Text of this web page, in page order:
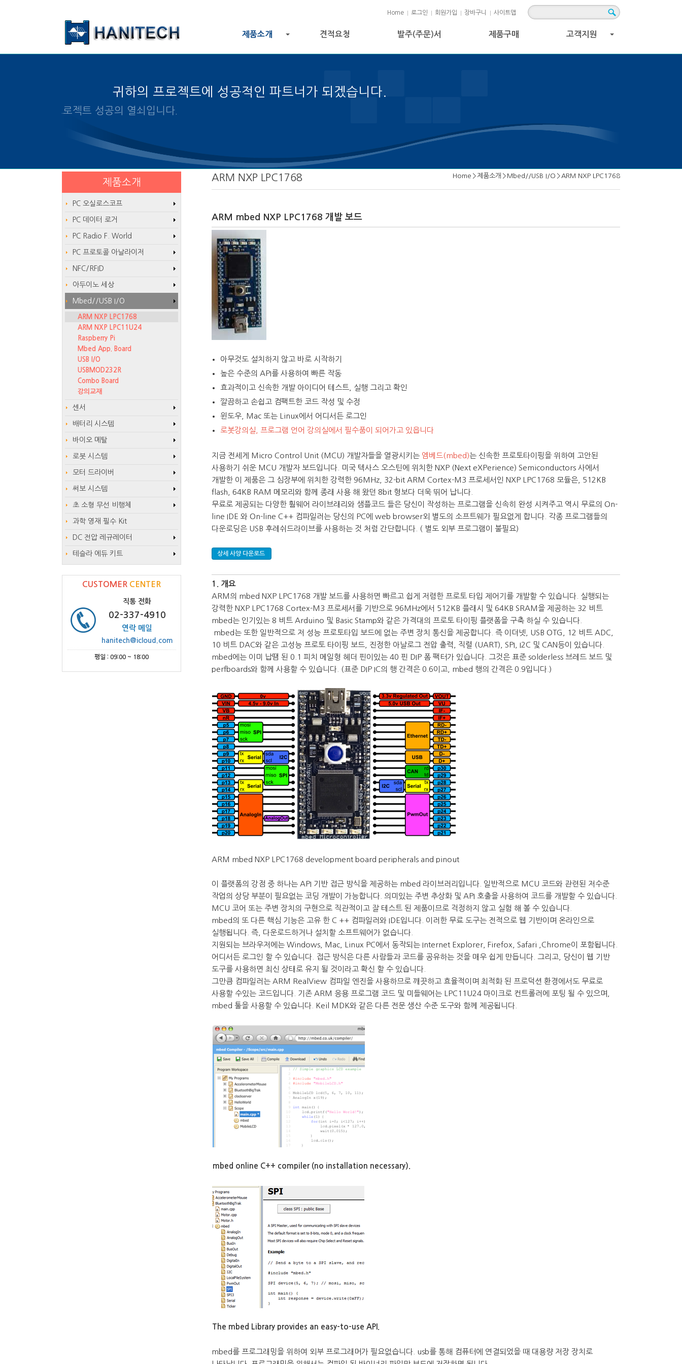
Home 로그인 회원가입 장바구니 사이트맵
제품소개 견적요청 발주(주문)서 제품구매 고객지원
귀하의 프로젝트에 성공적인 파트너가 되겠습니다.
알맞은 제품의 선택은 프로젝트 성공의 열쇠입니다.
Home > 제품소개 > Mbed//USB I/O > ARM NXP LPC1768
ARM NXP LPC1768
ARM mbed NXP LPC1768 개발 보드
아무것도 설치하지 않고 바로 시작하기
높은 수준의 API를 사용하여 빠른 작동
효과적이고 신속한 개발 아이디어 테스트, 실행 그리고 확인
깔끔하고 손쉽고 컴팩트한 코드 작성 및 수정
윈도우, Mac 또는 Linux에서 어디서든 로그인
로봇강의실, 프로그램 언어 강의실에서 필수품이 되어가고 있읍니다
지금 전세게 Micro Control Unit (MCU) 개발자들을 열광시키는 엠베드(mbed)는 신속한 프로토타이핑을 위하여 고안된
사용하기 쉬운 MCU 개발자 보드입니다. 미국 텍사스 오스틴에 위치한 NXP (Next eXPerience) Semiconductors 사에서
개발한 이 제품은 그 심장부에 위치한 강력한 96MHz, 32-bit ARM Cortex-M3 프로세서인 NXP LPC1768 모듈은, 512KB
flash, 64KB RAM 메모리와 함께 종래 사용 해 왔던 8bit 형보다 더욱 뛰어 납니다.
무료로 제공되는 다양한 훰웨어 라이브래리와 샘플코드 들은 당신이 작성하는 프로그램을 신속히 완성 시켜주고 역시 무료의 On-
line IDE 와 On-line C++ 컴파일러는 당신의 PC에 web browser외 별도의 소프트웨가 필요없게 합니다. 각종 프로그램들의
다운로딩은 USB 후레쉬드라이브를 사용하는 것 처럼 간단합니다. ( 별도 외부 프로그램이 불필요)
상세 사양 다운로드
1. 개요
ARM의 mbed NXP LPC1768 개발 보드를 사용하면 빠르고 쉽게 저렴한 프로토 타입 제어기를 개발할 수 있습니다. 실행되는
강력한 NXP LPC1768 Cortex-M3 프로세서를 기반으로 96MHz에서 512KB 플래시 및 64KB SRAM을 제공하는 32 비트
mbed는 인기있는 8 비트 Arduino 및 Basic Stamp와 같은 가격대의 프로토 타이핑 플랫폼을 구축 하실 수 있습니다.
mbed는 또한 일반적으로 저 성능 프로토타입 보드에 없는 주변 장치 통신을 제공합니다. 즉 이더넷, USB OTG, 12 비트 ADC,
10 비트 DAC와 같은 고성능 프로토 타이핑 보드, 진정한 아날로그 전압 출력, 직렬 (UART), SPI, I2C 및 CAN등이 있습니다.
mbed에는 이미 납땜 된 0.1 피치 메일형 헤더 핀이있는 40 핀 DIP 폼 팩터가 있습니다. 그것은 표준 solderless 브레드 보드 및
perfboards와 함께 사용할 수 있습니다. (표준 DIP IC의 행 간격은 0.6이고, mbed 행의 간격은 0.9입니다.)
ARM mbed NXP LPC1768 development board peripherals and pinout
이 플랫폼의 강점 중 하나는 API 기반 접근 방식을 제공하는 mbed 라이브러리입니다. 일반적으로 MCU 코드와 관련된 저수준
작업의 상당 부분이 필요없는 코딩 개발이 가능합니다. 의미있는 주변 추상화 및 API 호출을 사용하여 코드를 개발할 수 있습니다.
MCU 코어 또는 주변 장치의 구현으로 직관적이고 잘 테스트 된 제품이므로 걱정하지 않고 실험 해 볼 수 있습니다.
mbed의 또 다른 핵심 기능은 고유 한 C ++ 컴파일러와 IDE입니다. 이러한 무료 도구는 전적으로 웹 기반이며 온라인으로
실행됩니다. 즉, 다운로드하거나 설치할 소프트웨어가 없습니다.
지원되는 브라우저에는 Windows, Mac, Linux PC에서 동작되는 Internet Explorer, Firefox, Safari ,Chrome이 포함됩니다.
어디서든 로그인 할 수 있습니다. 접근 방식은 다른 사람들과 코드를 공유하는 것을 매우 쉽게 만듭니다. 그리고, 당신이 웹 기반
도구를 사용하면 최신 상태로 유지 될 것이라고 확신 할 수 있습니다.
그만큼 컴파일러는 ARM RealView 컴파일 엔진을 사용하므로 깨끗하고 효율적이며 최적화 된 프로덕션 환경에서도 무료로
사용할 수있는 코드입니다. 기존 ARM 응용 프로그램 코드 및 미들웨어는 LPC11U24 마이크로 컨트롤러에 포팅 될 수 있으며,
mbed 툴을 사용할 수 있습니다. Keil MDK와 같은 다른 전문 생산 수준 도구와 함께 제공됩니다.
mbed online C++ compiler (no installation necessary).
The mbed Library provides an easy-to-use API.
mbed를 프로그래밍을 위하여 외부 프로그래머가 필요없습니다. usb를 통해 컴퓨터에 연결되었을 때 대용량 저장 장치로
제품소개
PC 오실로스코프
PC 데이터 로거
PC Radio F. World
PC 프로토콜 아날라이저
NFC/RFID
아두이노 세상
Mbed//USB I/O
ARM NXP LPC1768
ARM NXP LPC11U24
Raspberry Pi
Mbed App. Board
USB I/O
USBMOD232R
Combo Board
강의교재
센서
배터리 시스템
바이오 메탈
로봇 시스템
모터 드라이버
써보 시스템
초 소형 무선 비행체
과학 영재 필수 Kit
DC 전압 레규레이터
테슬라 에듀 키트
CUSTOMER CENTER
직통 전화
02-337-4910
연락 메일
hanitech@icloud.com
평일 : 09:00 ~ 18:00